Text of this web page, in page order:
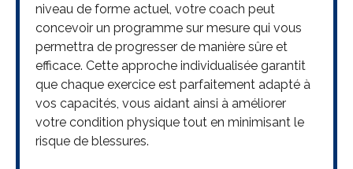
niveau de forme actuel, votre coach peut
concevoir un programme sur mesure qui vous
permettra de progresser de manière sûre et
efficace. Cette approche individualisée garantit
que chaque exercice est parfaitement adapté à
vos capacités, vous aidant ainsi à améliorer
votre condition physique tout en minimisant le
risque de blessures.